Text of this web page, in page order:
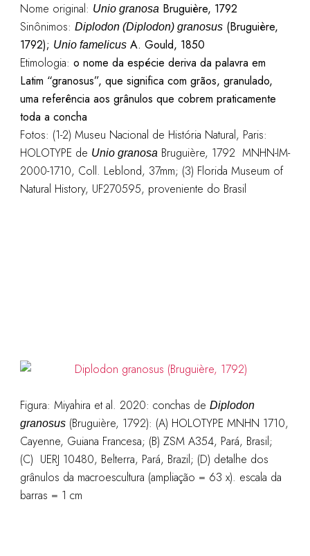
Nome original: Unio granosaBruguière, 1792
Sinônimos: Diplodon (Diplodon) granosus(Bruguière,
1792); Unio famelicusA. Gould, 1850
Etimologia: o nome da espécie deriva da palavra em
Latim “granosus”, que significa com grãos, granulado,
uma referência aos grânulos que cobrem praticamente
toda a concha
Fotos: (1-2) Museu Nacional de História Natural, Paris:
HOLOTYPE de Unio granosaBruguière, 1792 MNHN-IM-
2000-1710, Coll. Leblond, 37mm; (3) Florida Museum of
Natural History, UF270595, proveniente do Brasil
Figura: Miyahira et al. 2020: conchas de Diplodon
granosus(Bruguière, 1792): (A) HOLOTYPE MNHN 1710,
Cayenne, Guiana Francesa; (B) ZSM A354, Pará, Brasil;
(C) UERJ 10480, Belterra, Pará, Brazil; (D) detalhe dos
grânulos da macroescultura (ampliação = 63 x). escala da
barras = 1 cm